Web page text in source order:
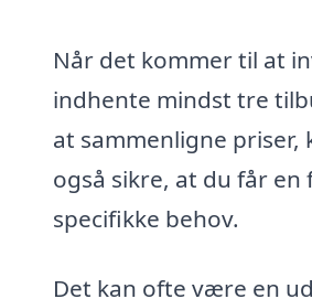
Når det kommer til at
indhente mindst tre
at sammenligne
også sikre, at du får
specifikke behov.
Det kan ofte være en